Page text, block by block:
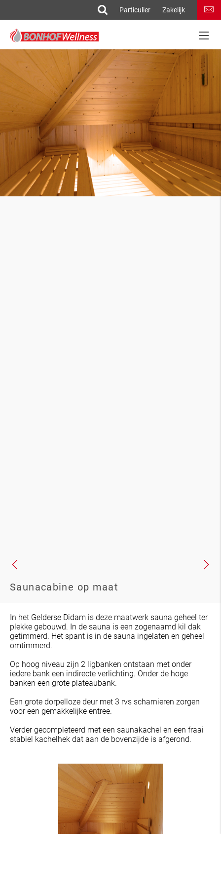
Particulier Zakelijk
Saunacabine op maat
In het Gelderse Didam is deze maatwerk sauna geheel ter
plekke gebouwd. In de sauna is een zogenaamd kil dak
getimmerd. Het spant is in de sauna ingelaten en geheel
omtimmerd.
Op hoog niveau zijn 2 ligbanken ontstaan met onder
iedere bank een indirecte verlichting. Onder de hoge
banken een grote plateaubank.
Een grote dorpelloze deur met 3 rvs scharnieren zorgen
voor een gemakkelijke entree.
Verder gecompleteerd met een saunakachel en een fraai
stabiel kachelhek dat aan de bovenzijde is afgerond.